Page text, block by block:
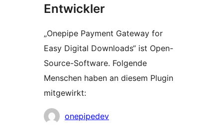
Entwickler
„Onepipe Payment Gateway for
Easy Digital Downloads“ ist Open-
Source-Software. Folgende
Menschen haben an diesem Plugin
mitgewirkt:
Mitwirkende
onepipedev